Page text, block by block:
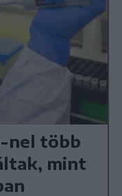
nel több
mint